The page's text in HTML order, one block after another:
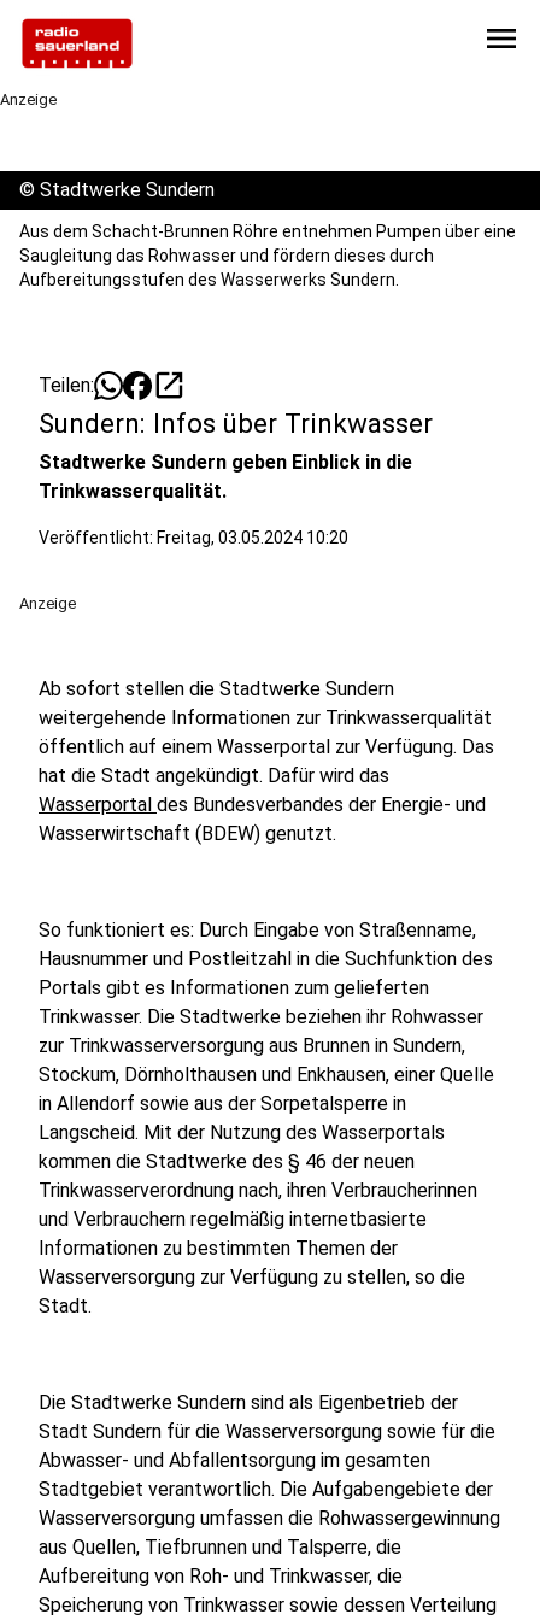
menu
Anzeige
© Stadtwerke Sundern
Aus dem Schacht-Brunnen Röhre entnehmen Pumpen über eine
Saugleitung das Rohwasser und fördern dieses durch
Aufbereitungsstufen des Wasserwerks Sundern.
Teilen: open_in_new
Sundern: Infos über Trinkwasser
Stadtwerke Sundern geben Einblick in die
Trinkwasserqualität.
Veröffentlicht: Freitag, 03.05.2024 10:20
Anzeige
Ab sofort stellen die Stadtwerke Sundern
weitergehende Informationen zur Trinkwasserqualität
öffentlich auf einem Wasserportal zur Verfügung. Das
hat die Stadt angekündigt. Dafür wird das
Wasserportal des Bundesverbandes der Energie- und
Wasserwirtschaft (BDEW) genutzt.
So funktioniert es: Durch Eingabe von Straßenname,
Hausnummer und Postleitzahl in die Suchfunktion des
Portals gibt es Informationen zum gelieferten
Trinkwasser. Die Stadtwerke beziehen ihr Rohwasser
zur Trinkwasserversorgung aus Brunnen in Sundern,
Stockum, Dörnholthausen und Enkhausen, einer Quelle
in Allendorf sowie aus der Sorpetalsperre in
Langscheid. Mit der Nutzung des Wasserportals
kommen die Stadtwerke des § 46 der neuen
Trinkwasserverordnung nach, ihren Verbraucherinnen
und Verbrauchern regelmäßig internetbasierte
Informationen zu bestimmten Themen der
Wasserversorgung zur Verfügung zu stellen, so die
Stadt.
Die Stadtwerke Sundern sind als Eigenbetrieb der
Stadt Sundern für die Wasserversorgung sowie für die
Abwasser- und Abfallentsorgung im gesamten
Stadtgebiet verantwortlich. Die Aufgabengebiete der
Wasserversorgung umfassen die Rohwassergewinnung
aus Quellen, Tiefbrunnen und Talsperre, die
Aufbereitung von Roh- und Trinkwasser, die
Speicherung von Trinkwasser sowie dessen Verteilung